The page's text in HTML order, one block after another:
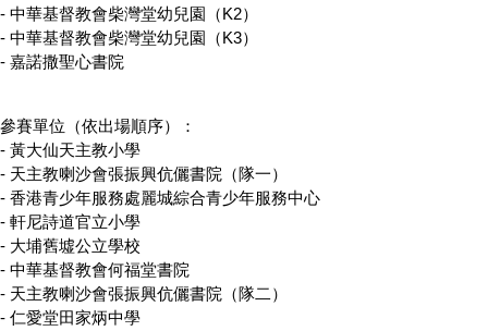
- 中華基督教會柴灣堂幼兒園（K2）
- ⁠中華基督教會柴灣堂幼兒園（K3）
- ⁠嘉諾撒聖心書院
參賽單位（依出場順序）：
- 黃大仙天主教小學
- ⁠天主教喇沙會張振興伉儷書院（隊一）
- ⁠香港青少年服務處麗城綜合青少年服務中心
- ⁠軒尼詩道官立小學
- ⁠大埔舊墟公立學校
- ⁠中華基督教會何福堂書院
- ⁠天主教喇沙會張振興伉儷書院（隊二）
- ⁠仁愛堂田家炳中學